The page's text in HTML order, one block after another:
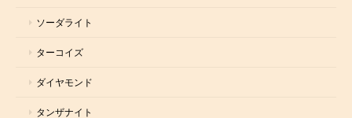
ソーダライト
ターコイズ
ダイヤモンド
タンザナイト